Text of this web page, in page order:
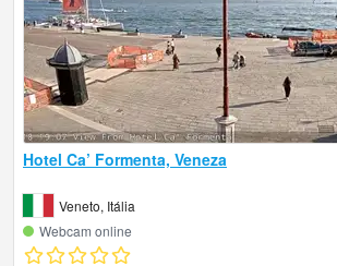
Hotel Ca’ Formenta, Veneza
Veneto, Itália
Webcam online